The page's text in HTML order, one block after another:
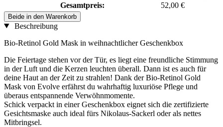
Gesamtpreis:
52,00 €
Beide in den Warenkorb
Beschreibung
Bio-Retinol Gold Mask in weihnachtlicher Geschenkbox
Die Feiertage stehen vor der Tür, es liegt eine freundliche Stimmung
in der Luft und die Kerzen leuchten überall. Dann ist es auch für
deine Haut an der Zeit zu strahlen! Dank der Bio-Retinol Gold
Mask von Evolve erfährst du wahrhaftig luxuriöse Pflege und
überaus entspannende Verwöhnmomente.
Schick verpackt in einer Geschenkbox eignet sich die zertifizierte
Gesichtsmaske auch ideal fürs Nikolaus-Sackerl oder als nettes
Mitbringsel.